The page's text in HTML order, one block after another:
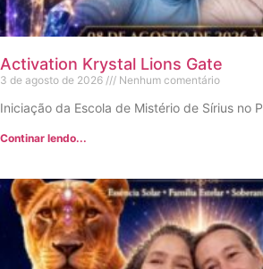
Activation Krystal Lions Gate
3 de agosto de 2026 Nenhum comentário
Iniciação da Escola de Mistério de Sírius no
Continar lendo...